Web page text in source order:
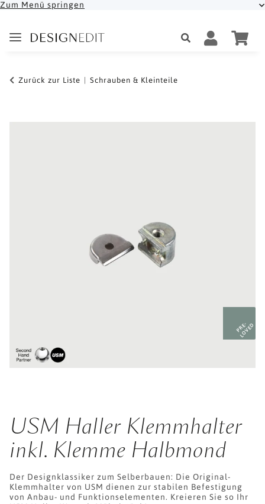
Zum Menü springen
Zurück zur Liste Schrauben & Kleinteile
PRE-
LOVED
USM Haller Klemmhalter
inkl. Klemme Halbmond
Der Designklassiker zum Selberbauen: Die Original-
Klemmhalter von USM dienen zur stabilen Befestigung
von Anbau- und Funktionselementen. Kreieren Sie so Ihr